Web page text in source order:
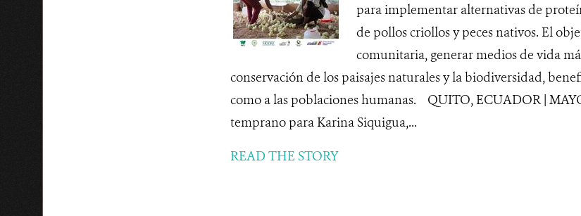
para implementar alternativas de
de pollos criollos y peces nativos. El
comunitaria, generar medios de vida
conservación de los paisajes naturales y la biodiversidad,
como a las poblaciones humanas. QUITO, ECUADOR |
temprano para Karina Siquigua,...
READ THE STORY